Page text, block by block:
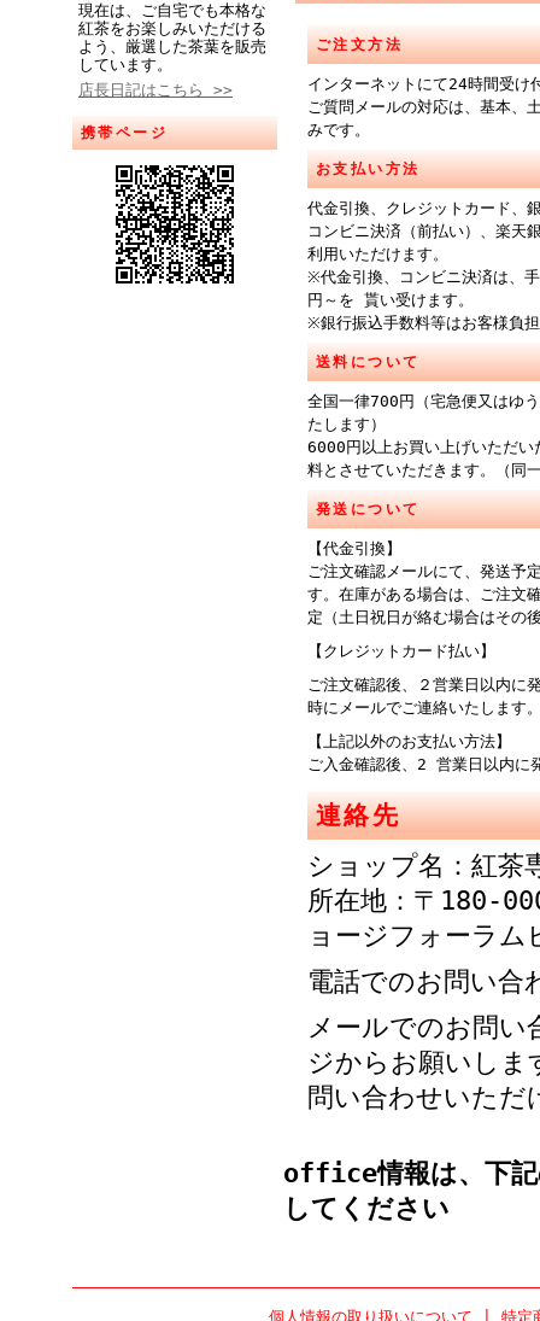
現在は、ご自宅でも本格な
紅茶をお楽しみいただける
よう、厳選した茶葉を販売
しています。
店長日記はこちら >>
携帯ページ
ご注文方法
インターネットにて24時間受け
ご質問メールの対応は、基本、
みです。
お支払い方法
代金引換、クレジットカード、
コンビニ決済（前払い）、楽天
利用いただけます。
※代金引換、コンビニ決済は、
円～を 貰い受けます。
※銀行振込手数料等はお客様負
送料について
全国一律700円（宅急便又はゆ
たします）
6000円以上お買い上げいただい
料とさせていただきます。（同
発送について
【代金引換】
ご注文確認メールにて、発送予
す。在庫がある場合は、ご注文
定（土日祝日が絡む場合はその
【クレジットカード払い】
ご注文確認後、２営業日以内に
時にメールでご連絡
【上記以外のお支払い方法】
ご入金確認後、2 営業日以内に
連絡先
ショップ名：紅
所在地：〒180-
ョージフォーラム
電話でのお問い
メールでのお問い
ジからお願いしま
問い合わせいた
office情報は、
してください
個人情報の取り扱いについて 特定